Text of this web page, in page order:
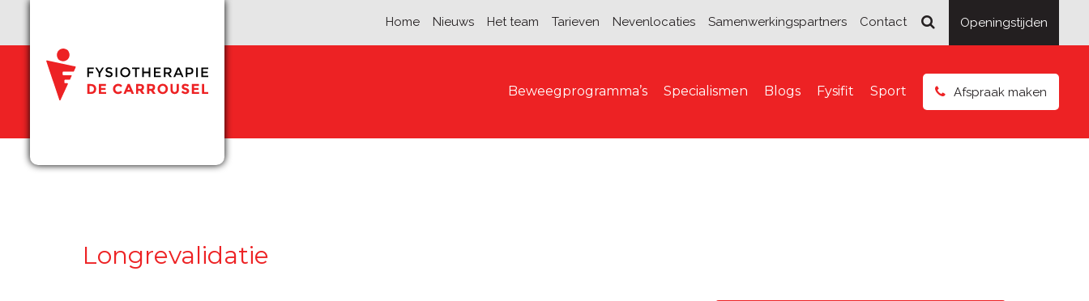
Home Nieuws Het team Tarieven Nevenlocaties Samenwerkingspartners Contact Openingstijden
Beweegprogramma’s Specialismen Blogs Fysifit Sport Afspraak maken
Longrevalidatie